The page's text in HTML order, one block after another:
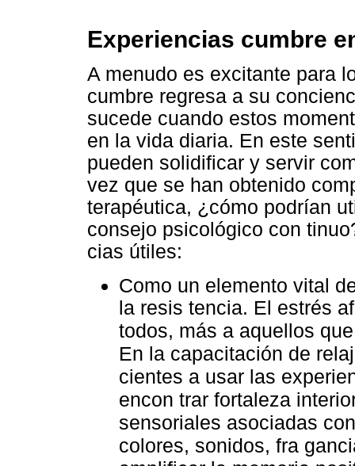
Experiencias cumbre
A menudo es excitante para
cumbre regresa a su
sucede cuando estos
en la vida diaria. En este
pueden solidificar y servir
vez que se han obtenido
terapéutica, ¿cómo podrían
consejo psicológico con
cias útiles:
Como un elemento vital
la resis tencia. El estrés
todos, más a aquellos
En la capacitación de
cientes a usar las
encon trar fortaleza
sensoriales asociadas
colores, sonidos, fra